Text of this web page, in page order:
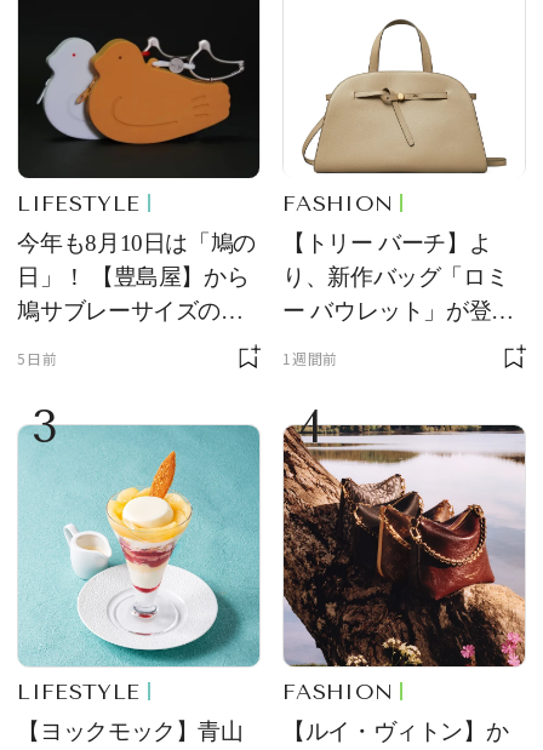
LIFESTYLE
今年も8月10日は「鳩の
日」！ 【豊島屋】から
鳩サブレーサイズのポ
ーチ「はとっこ」を限
5日前
FASHION
【トリー バーチ】よ
り、新作バッグ「ロミ
ー バウレット」が登
場！ デザイン性と収納
1週間前
3
LIFESTYLE
【ヨックモック】青山
4
FASHION
【ルイ・ヴィトン】か